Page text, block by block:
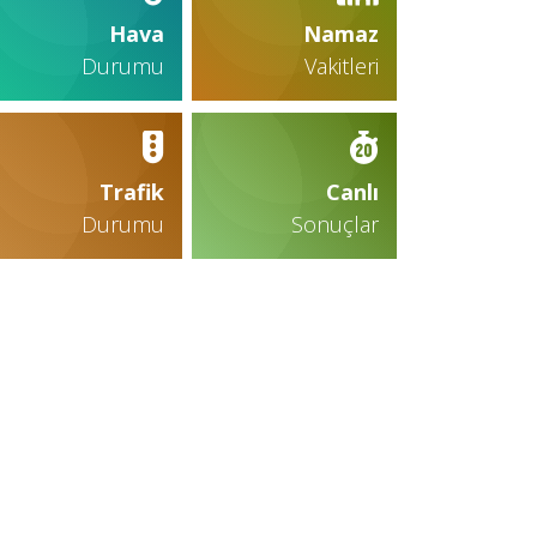
Hava
Durumu
Namaz
Vakitleri
Trafik
Durumu
Canlı
Sonuçlar